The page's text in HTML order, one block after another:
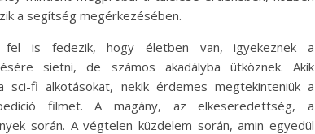
a segítség megérkezésében.
is fedezik, hogy életben van, igyekeznek a
sietni, de számos akadályba ütköznek. Akik
sci-fi alkotásokat, nekik érdemes megtekinteniük a
filmet. A magány, az elkeseredettség, a
során. A végtelen küzdelem során, amin egyedül